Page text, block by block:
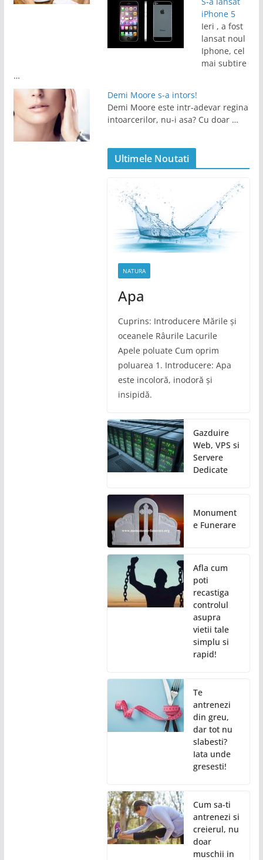
iPhone 5
Ieri , a fost
lansat noul
Iphone, cel
mai subtire
…
Demi Moore s-a intors!
Demi Moore este intr-adevar regina
intoarcerilor, nu-i asa? Cu doar …
Ultimele Noutati
NATURA
Apa
Cuprins: Introducere Mările și
oceanele Râurile Lacurile
Apele poluate Cum oprim
poluarea 1. Introducere: Apa
este incoloră, inodoră și
insipidă.
Gazduire
Web, VPS si
Servere
Dedicate
Monument
e Funerare
Afla cum
poti
recastiga
controlul
asupra
vietii tale
simplu si
rapid!
Te
antrenezi
din greu,
dar tot nu
slabesti?
Iata unde
gresesti!
Cum sa-ti
antrenezi si
creierul, nu
doar
muschii in